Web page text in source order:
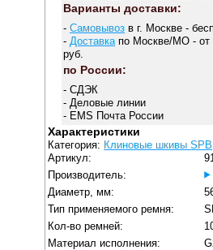
Варианты доставки:
- Самовывозв г. Москве -
- Доставкапо Москве/МО - от
руб.
по России:
- СДЭК
- Деловые линии
- EMS Почта России
Характеристики
Категория: Клиновые шкивы SPB
Артикул:
Производитель:
Диаметр, мм:
Тип применяемого ремня:
Кол-во ремней:
Материал исполнения: